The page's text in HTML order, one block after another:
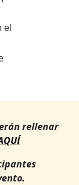
el
rellenar